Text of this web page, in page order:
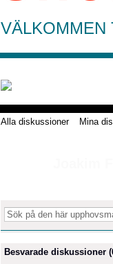
VÄLKOMMEN
Alla diskussioner Mina
Besvarade diskussioner